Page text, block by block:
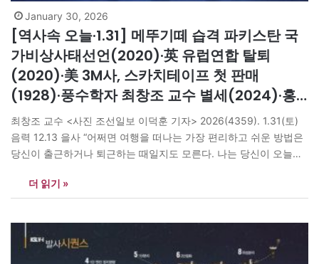
January 30, 2026
[역사속 오늘·1.31] 메뚜기떼 습격 파키스탄 국
가비상사태선언(2020)·英 유럽연합 탈퇴
(2020)·美 3M사, 스카치테이프 첫 판매
(1928)·풍수학자 최창조 교수 별세(2024)·홍
경래 농민전쟁(1812)
최창조 교수 <사진 조선일보 이덕훈 기자> 2026(4359). 1.31(토)
음력 12.13 을사 “어쩌면 여행을 떠나는 가장 편리하고 쉬운 방법은
당신이 출근하거나 퇴근하는 때일지도 모른다. 나는 당신이 오늘도
가능하다면 휴대전화보다 차창 밖을 바라보는 당신이기를.” – 변종
모 『같은 시간에 우린 어쩌면』 1812(조선 순조…
더 읽기 »